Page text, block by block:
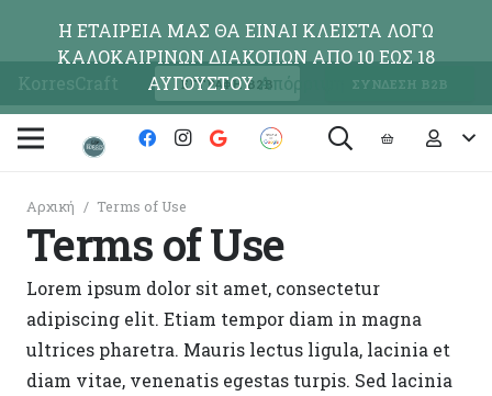
KorresCraft ΕΓΓΡΑΦΗ Β2Β ΣΥΝΔΕΣΗ Β2Β
Αρχική / Terms of Use
Terms of Use
Lorem ipsum dolor sit amet, consectetur
adipiscing elit. Etiam tempor diam in magna
ultrices pharetra. Mauris lectus ligula, lacinia et
diam vitae, venenatis egestas turpis. Sed lacinia
Η ΕΤΑΙΡΕΙΑ ΜΑΣ ΘΑ ΕΙΝΑΙ ΚΛΕΙΣΤΑ ΛΟΓΩ
ΚΑΛΟΚΑΙΡΙΝΩΝ ΔΙΑΚΟΠΩΝ ΑΠΟ 10 ΕΩΣ 18
ΑΥΓΟΥΣΤΟΥΑπόρριψη